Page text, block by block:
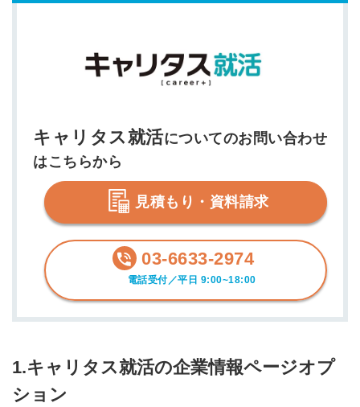
キャリタス就活についてのお問い合わせ
はこちらから
見積もり・資料請求
03-6633-2974
電話受付／平日 9:00~18:00
1.キャリタス就活の企業情報ページオプ
ション